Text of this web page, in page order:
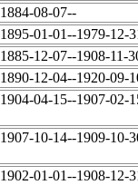
1884-08-07--
1895-01-01--1979-12-
1885-12-07--1908-11-
1890-12-04--1920-09-
1904-04-15--1907-02-
1907-10-14--1909-10-
1902-01-01--1908-12-